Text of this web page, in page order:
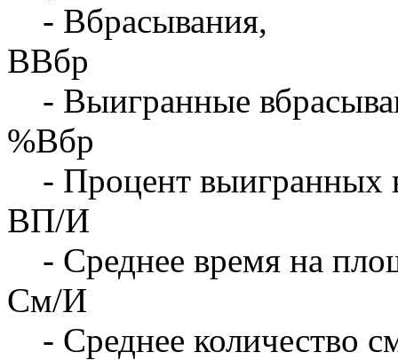
- Вбрасывания,
ВВбр
- Выигранные
%Вбр
- Процент выигранных
ВП/И
- Среднее время на
См/И
- Среднее количество